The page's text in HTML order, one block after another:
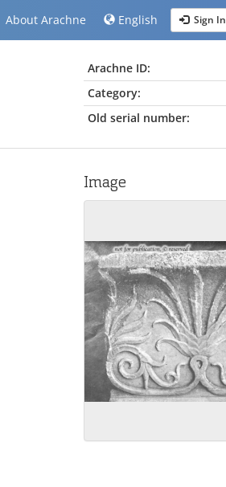
About Arachne English Sign In
Arachne ID:
Category:
Old serial number:
Image